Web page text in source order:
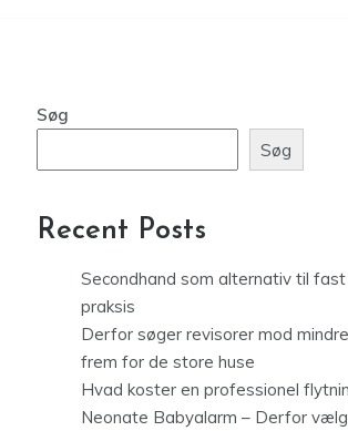
Søg
Søg
Recent Posts
Secondhand som alternativ til
praksis
Derfor søger revisorer mod
frem for de store huse
Hvad koster en professionel
Neonate Babyalarm – Derfor